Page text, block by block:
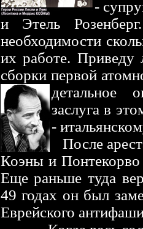
-
и Этель
необходимости
их работе. Приведу
сборки первой
детальное
заслуга в
-
После
Коэны и
Еще раньше туда
49 годах он был
Еврейского